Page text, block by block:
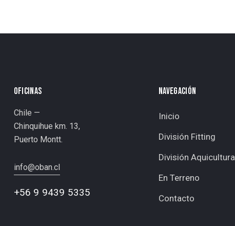
OFICINAS
Chile —
Chinquihue km. 13,
Puerto Montt.
info@oban.cl
+56 9 9439 5335
NAVEGACIÓN
Inicio
División Fitting
División Aquicultura
En Terreno
Contacto